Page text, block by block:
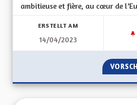
ambitieuse et fière, au cœur de
ERSTELLT AM
14/04/2023